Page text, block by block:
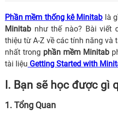
Phần mềm thống kê Minitab là
Minitab như thế nào? Bài viết
thiệu từ A-Z về các tính năng
nhất trong phần mềm Minitab
tài liệu Getting Started with
I. Bạn sẽ học được gì
1. Tổng Quan